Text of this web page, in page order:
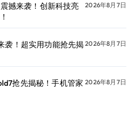
撼来袭！创新科技亮
2026年8月7日
袭！超实用功能抢先揭 2026年8月7日
抢先揭秘！手机管家 2026年8月7日